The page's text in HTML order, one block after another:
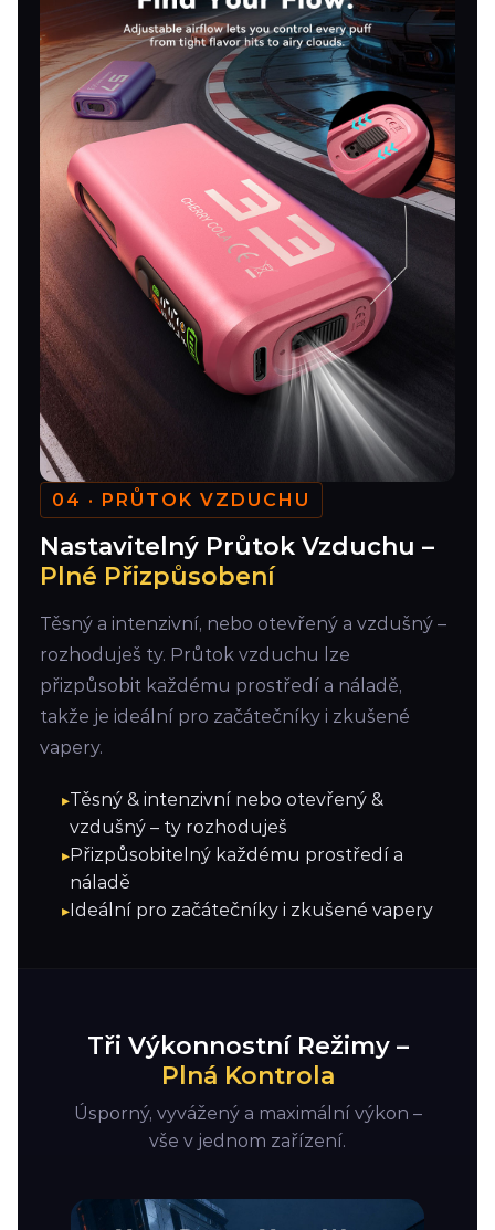
04 · PRŮTOK VZDUCHU
Nastavitelný Průtok Vzduchu –
Plné Přizpůsobení
Těsný a intenzivní, nebo otevřený a vzdušný –
rozhoduješ ty. Průtok vzduchu lze
přizpůsobit každému prostředí a náladě,
takže je ideální pro začátečníky i zkušené
vapery.
Těsný & intenzivní nebo otevřený &
vzdušný – ty rozhoduješ
Přizpůsobitelný každému prostředí a
náladě
Ideální pro začátečníky i zkušené vapery
Tři Výkonnostní Režimy –
Plná Kontrola
Úsporný, vyvážený a maximální výkon –
vše v jednom zařízení.